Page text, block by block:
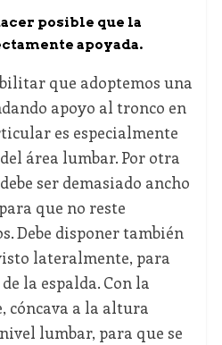
posible que la
apoyada.
que adoptemos una
apoyo al tronco en
es especialmente
área lumbar. Por otra
ser demasiado ancho
que no reste
Debe disponer también
lateralmente, para
la espalda. Con la
cóncava a la altura
lumbar, para que se